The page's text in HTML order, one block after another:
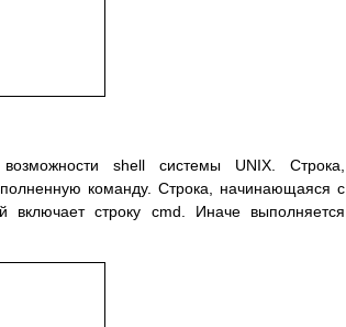
shell системы UNIX. Строка,
команду. Строка, начинающаяся с
включает строку cmd. Иначе выполняется